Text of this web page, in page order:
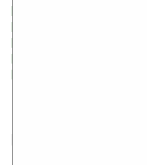
Бушков, Александр
Буянов, Николай
Быстров, Андрей
Бычкова, Елена
Бэнкс, Иэн
В